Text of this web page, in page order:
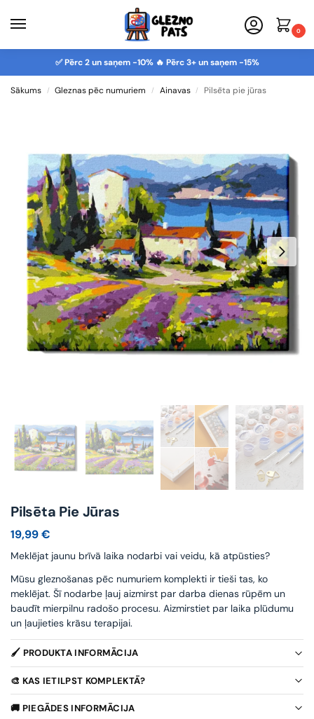
0
✅ Pērc 2 un saņem -10% 🔥 Pērc 3+ un saņem -15%
Sākums / Gleznas pēc numuriem / Ainavas / Pilsēta pie jūras
Pilsēta Pie Jūras
19,99€
Meklējat jaunu brīvā laika nodarbi vai veidu, kā atpūsties?
Mūsu gleznošanas pēc numuriem komplekti ir tieši tas, ko
meklējat. Šī nodarbe ļauj aizmirst par darba dienas rūpēm un
baudīt mierpilnu radošo procesu. Aizmirstiet par laika plūdumu
un ļaujieties krāsu terapijai.
🖌️ PRODUKTA INFORMĀCIJA
🎨 KAS IETILPST KOMPLEKTĀ?
🚚 PIEGĀDES INFORMĀCIJA